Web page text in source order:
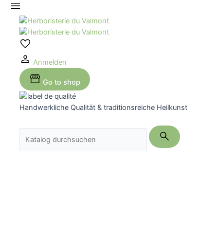
Zum
springen
Anmelden
Go to shop
Handwerkliche Qualität & traditionsreiche Heilkunst